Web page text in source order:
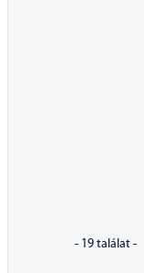
- 19 találat -